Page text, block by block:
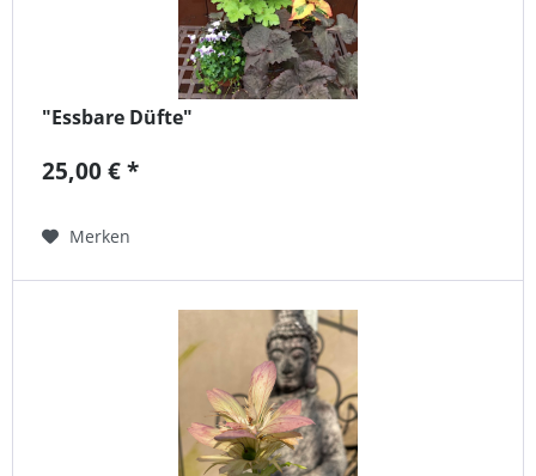
"Essbare Düfte"
25,00 € *
Merken